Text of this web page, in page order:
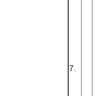
7.